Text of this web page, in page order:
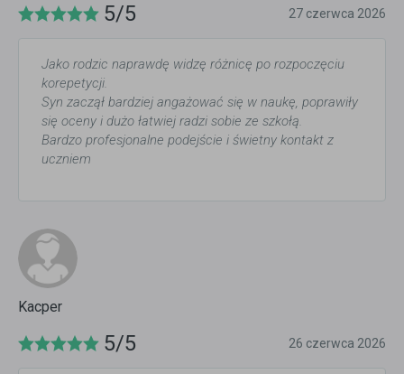
5/5 27 czerwca 2026
Jako rodzic naprawdę widzę różnicę po rozpoczęciu
korepetycji.
Syn zaczął bardziej angażować się w naukę, poprawiły
się oceny i dużo łatwiej radzi sobie ze szkołą.
Bardzo profesjonalne podejście i świetny kontakt z
uczniem
Kacper
5/5 26 czerwca 2026